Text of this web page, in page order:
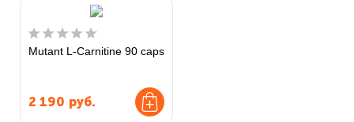
Mutant L-Carnitine 90 caps
2 190 руб.